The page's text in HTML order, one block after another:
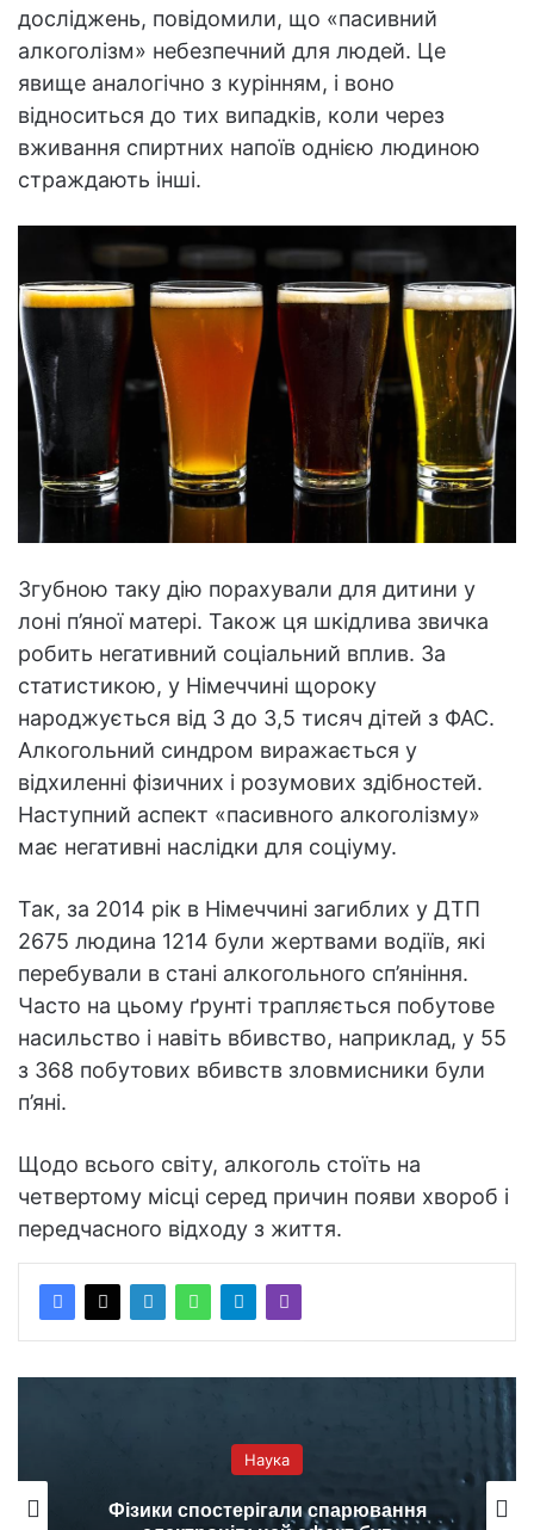
досліджень, повідомили, що «пасивний
алкоголізм» небезпечний для людей. Це
явище аналогічно з курінням, і воно
відноситься до тих випадків, коли через
вживання спиртних напоїв однією людиною
страждають інші.
Згубною таку дію порахували для дитини у
лоні п’яної матері. Також ця шкідлива звичка
робить негативний соціальний вплив. За
статистикою, у Німеччині щороку
народжується від 3 до 3,5 тисяч дітей з ФАС.
Алкогольний синдром виражається у
відхиленні фізичних і розумових здібностей.
Наступний аспект «пасивного алкоголізму»
має негативні наслідки для соціуму.
Так, за 2014 рік в Німеччині загиблих у ДТП
2675 людина 1214 були жертвами водіїв, які
перебували в стані алкогольного сп’яніння.
Часто на цьому ґрунті трапляється побутове
насильство і навіть вбивство, наприклад, у 55
з 368 побутових вбивств зловмисники були
п’яні.
Щодо всього світу, алкоголь стоїть на
четвертому місці серед причин появи хвороб і
передчасного відходу з життя.
Наука
Фізики спостерігали спарювання